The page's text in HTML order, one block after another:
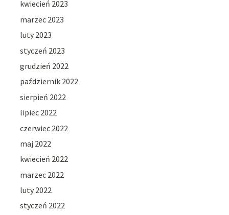
kwiecień 2023
marzec 2023
luty 2023
styczeń 2023
grudzień 2022
październik 2022
sierpień 2022
lipiec 2022
czerwiec 2022
maj 2022
kwiecień 2022
marzec 2022
luty 2022
styczeń 2022